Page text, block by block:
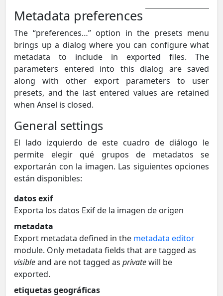
Metadata preferences
The “preferences…” option in the presets menu
brings up a dialog where you can configure what
metadata to include in exported files. The
parameters entered into this dialog are saved
along with other export parameters to user
presets, and the last entered values are retained
when Ansel is closed.
General settings
El lado izquierdo de este cuadro de diálogo le
permite elegir qué grupos de metadatos se
exportarán con la imagen. Las siguientes opciones
están disponibles:
datos exif
Exporta los datos Exif de la imagen de origen
metadata
Export metadata defined in the metadata editor
module. Only metadata fields that are tagged as
visibleand are not tagged as privatewill be
exported.
etiquetas geográficas